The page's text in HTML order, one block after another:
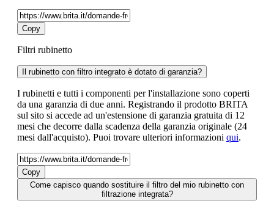
Copy
Filtri rubinetto
Il rubinetto con filtro integrato è dotato di garanzia?
I rubinetti e tutti i componenti per l'installazione sono coperti
da una garanzia di due anni. Registrando il prodotto BRITA
sul sito si accede ad un'estensione di garanzia gratuita di 12
mesi che decorre dalla scadenza della garanzia originale (24
mesi dall'acquisto). Puoi trovare ulteriori informazioni qui.
Copy
Come capisco quando sostituire il filtro del mio rubinetto con
filtrazione integrata?